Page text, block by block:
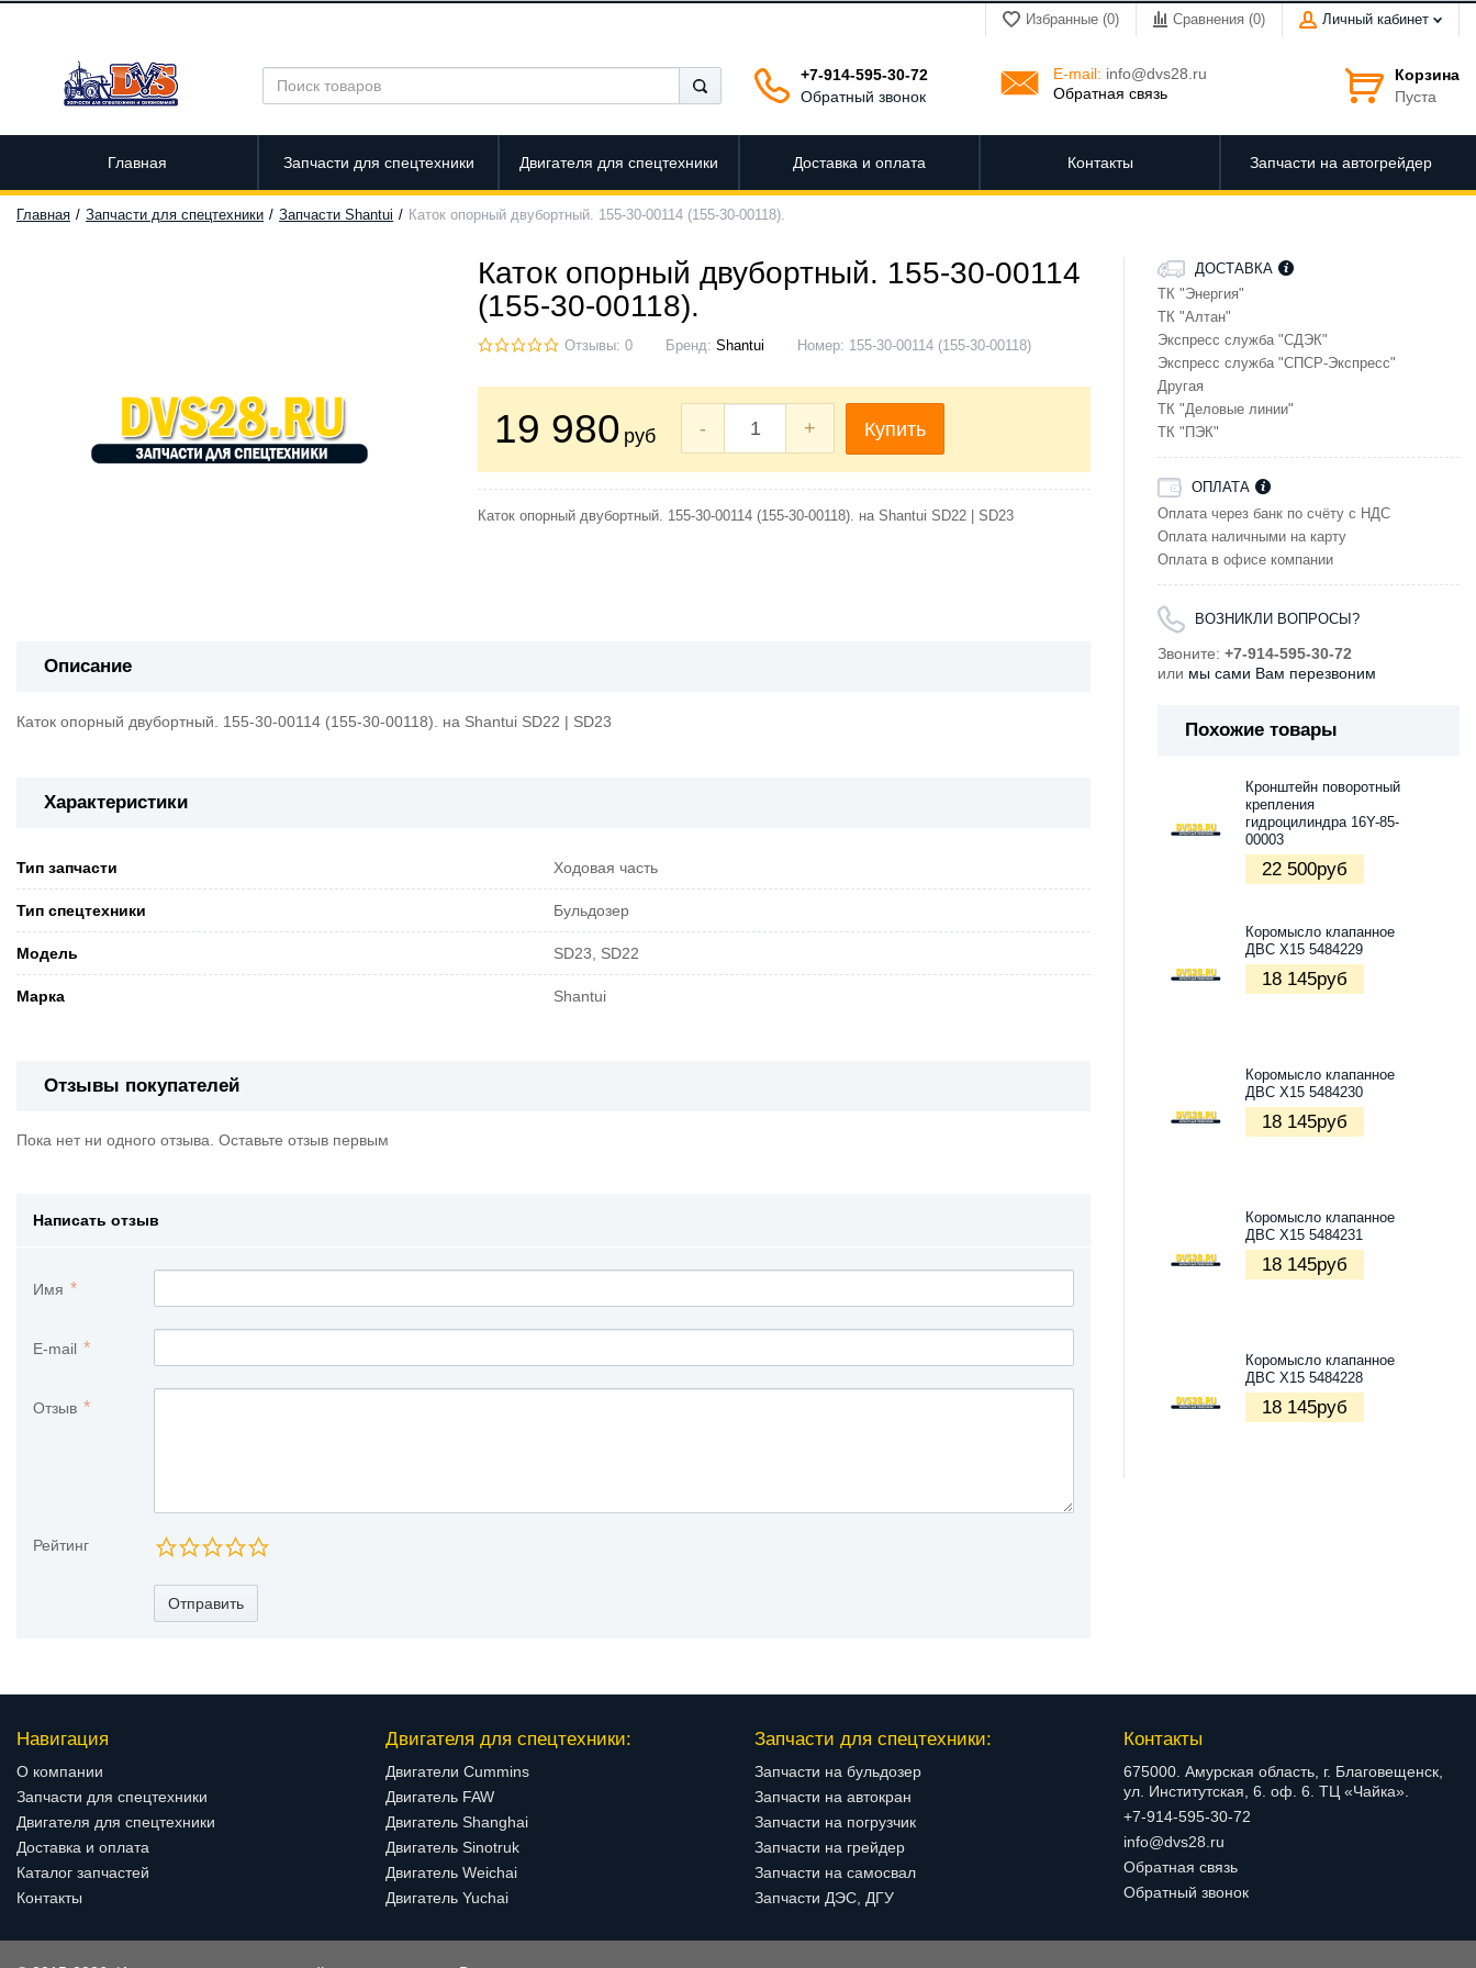
Избранные (0) Сравнения (0) Личный кабинет
+7-914-595-30-72
Обратный звонок
E-mail: info@dvs28.ru
Обратная связь
Корзина
Пуста
Главная Запчасти для спецтехники Двигателя для спецтехники Доставка и оплата Контакты Запчасти на автогрейдер
Главная Запчасти для спецтехники Запчасти Shantui Каток опорный двубортный. 155-30-00114 (155-30-00118).
Каток опорный двубортный. 155-30-00114
(155-30-00118).
Отзывы: 0 Бренд: Shantui Номер: 155-30-00114 (155-30-00118)
19 980 руб - + Купить
Каток опорный двубортный. 155-30-00114 (155-30-00118). на Shantui SD22 | SD23
Описание
Каток опорный двубортный. 155-30-00114 (155-30-00118). на Shantui SD22 | SD23
Характеристики
Тип запчасти Ходовая часть
Тип спецтехники Бульдозер
Модель SD23, SD22
Марка Shantui
Отзывы покупателей
Пока нет ни одного отзыва. Оставьте отзыв первым
Написать отзыв
Имя
E-mail
Отзыв
Рейтинг
Отправить
ДОСТАВКА
ТК "Энергия"
ТК "Алтан"
Экспресс служба "СДЭК"
Экспресс служба "СПСР-Экспресс"
Другая
ТК "Деловые линии"
ТК "ПЭК"
ОПЛАТА
Оплата через банк по счёту с НДС
Оплата наличными на карту
Оплата в офисе компании
ВОЗНИКЛИ ВОПРОСЫ?
Звоните: +7-914-595-30-72
или мы сами Вам перезвоним
Похожие товары
Кронштейн поворотный
крепления
гидроцилиндра 16Y-85-
00003
22 500руб
Коромысло клапанное
ДВС X15 5484229
18 145руб
Коромысло клапанное
ДВС X15 5484230
18 145руб
Коромысло клапанное
ДВС X15 5484231
18 145руб
Коромысло клапанное
ДВС X15 5484228
18 145руб
Навигация
О компании
Запчасти для спецтехники
Двигателя для спецтехники
Доставка и оплата
Каталог запчастей
Контакты
Двигателя для спецтехники:
Двигатели Cummins
Двигатель FAW
Двигатель Shanghai
Двигатель Sinotruk
Двигатель Weichai
Двигатель Yuchai
Запчасти для спецтехники:
Запчасти на бульдозер
Запчасти на автокран
Запчасти на погрузчик
Запчасти на грейдер
Запчасти на самосвал
Запчасти ДЭС, ДГУ
Контакты
675000. Амурская область, г. Благовещенск,
ул. Институтская, 6. оф. 6. ТЦ «Чайка».
+7-914-595-30-72
info@dvs28.ru
Обратная связь
Обратный звонок